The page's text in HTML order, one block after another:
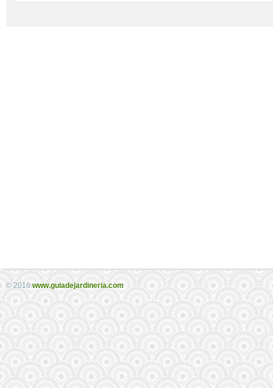
© 2016 www.guiadejardineria.com